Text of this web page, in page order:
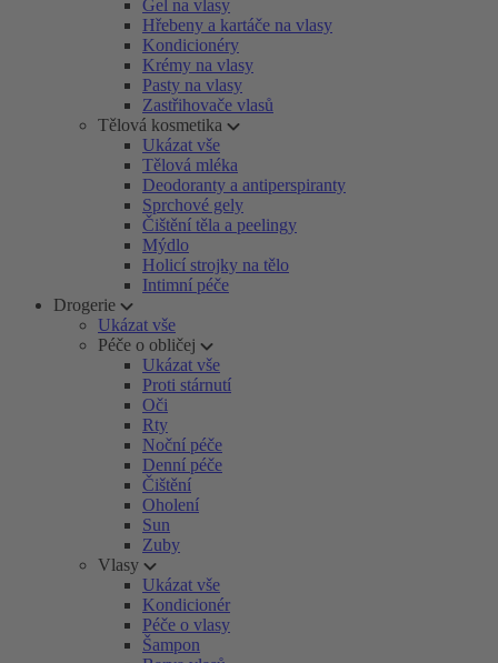
Gel na vlasy
Hřebeny a kartáče na vlasy
Kondicionéry
Krémy na vlasy
Pasty na vlasy
Zastřihovače vlasů
Tělová kosmetika
Ukázat vše
Tělová mléka
Deodoranty a antiperspiranty
Sprchové gely
Čištění těla a peelingy
Mýdlo
Holicí strojky na tělo
Intimní péče
Drogerie
Ukázat vše
Péče o obličej
Ukázat vše
Proti stárnutí
Oči
Rty
Noční péče
Denní péče
Čištění
Oholení
Sun
Zuby
Vlasy
Ukázat vše
Kondicionér
Péče o vlasy
Šampon